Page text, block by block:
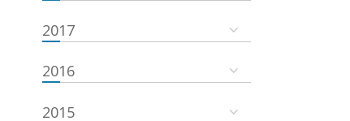
2017
2016
2015